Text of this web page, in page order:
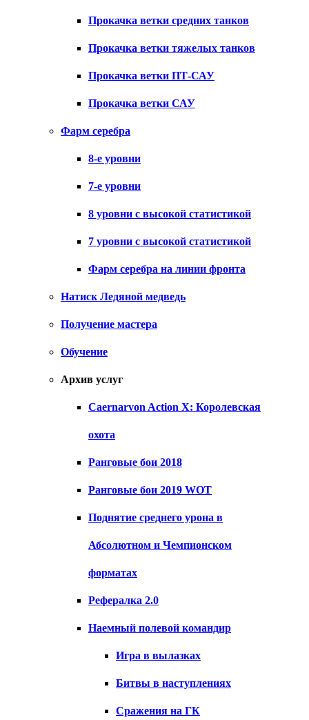
Прокачка ветки средних танков
Прокачка ветки тяжелых танков
Прокачка ветки ПТ-САУ
Прокачка ветки САУ
Фарм серебра
8-е уровни
7-е уровни
8 уровни с высокой статистикой
7 уровни с высокой статистикой
Фарм серебра на линии фронта
Натиск Ледяной медведь
Получение мастера
Обучение
Архив услуг
Caernarvon Action X: Королевская
охота
Ранговые бои 2018
Ранговые бои 2019 WOT
Поднятие среднего урона в
Абсолютном и Чемпионском
форматах
Рефералка 2.0
Наемный полевой командир
Игра в вылазках
Битвы в наступлениях
Сражения на ГК